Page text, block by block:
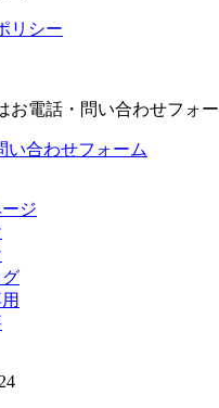
リシー
お電話・問い合わせフォ
い合わせフォーム
ージ